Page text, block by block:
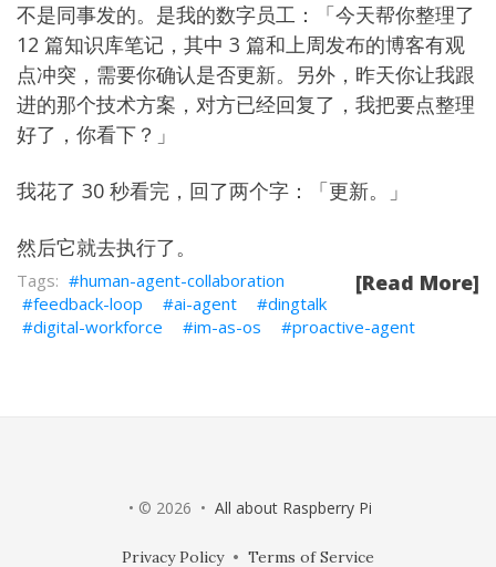
不是同事发的。是我的数字员工：「今天帮你整理了
12 篇知识库笔记，其中 3 篇和上周发布的博客有观
点冲突，需要你确认是否更新。另外，昨天你让我跟
进的那个技术方案，对方已经回复了，我把要点整理
好了，你看下？」
我花了 30 秒看完，回了两个字：「更新。」
然后它就去执行了。
[Read More]
human-agent-collaboration
feedback-loop
ai-agent
dingtalk
digital-workforce
im-as-os proactive-agent
• © 2026 • All about Raspberry Pi
Privacy Policy• Terms of Service